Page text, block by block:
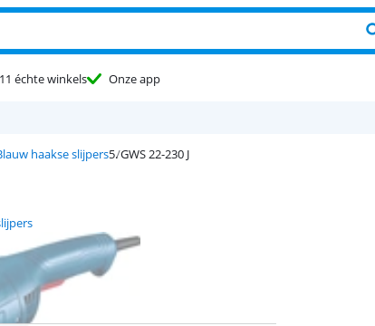
11 échte winkels Onze app
haakse slijpers GWS 22-230 J